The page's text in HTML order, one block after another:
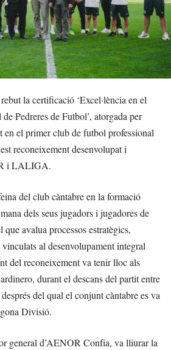
la certificació ‘Excel·lència en el
Pedreres de Futbol’, atorgada per
el primer club de futbol professional
reconeixement desenvolupat i
i LALIGA.
del club càntabre en la formació
dels seus jugadors i jugadores de
avalua processos estratègics,
al desenvolupament integral
del reconeixement va tenir lloc als
durant el descans del partit entre
del qual el conjunt càntabre es va
Divisió.
general d’AENOR Confía, va lliurar la